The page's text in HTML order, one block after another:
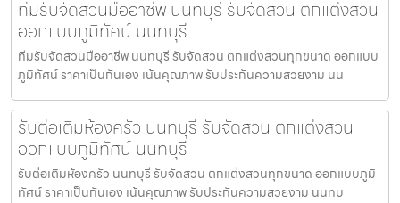
ทีมรับจัดสวนมืออาชีพ นนทบุรี รับจัดสวน ตกแต่งสวน
ออกแบบภูมิทัศน์ นนทบุรี
ทีมรับจัดสวนมืออาชีพ นนทบุรี รับจัดสวน ตกแต่งสวนทุกขนาด ออกแบบ
ภูมิทัศน์ ราคาเป็นกันเอง เน้นคุณภาพ รับประกันความสวยงาม นน
รับต่อเติมห้องครัว นนทบุรี รับจัดสวน ตกแต่งสวน
ออกแบบภูมิทัศน์ นนทบุรี
รับต่อเติมห้องครัว นนทบุรี รับจัดสวน ตกแต่งสวนทุกขนาด ออกแบบภูมิ
ทัศน์ ราคาเป็นกันเอง เน้นคุณภาพ รับประกันความสวยงาม นนทบ